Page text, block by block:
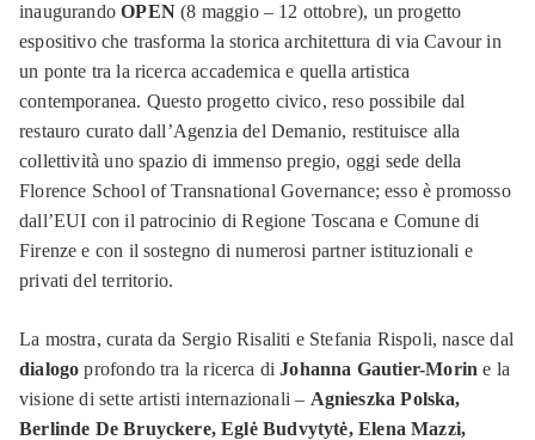
inaugurandoOPEN(8 maggio – 12 ottobre), un progetto
espositivo che trasforma la storica architettura di via Cavour in
un ponte tra la ricerca accademica e quella artistica
contemporanea. Questo progetto civico, reso possibile dal
restauro curato dall’Agenzia del Demanio, restituisce alla
collettività uno spazio di immenso pregio, oggi sede della
Florence School of Transnational Governance; esso è promosso
dall’EUI con il patrocinio di Regione Toscana e Comune di
Firenze e con il sostegno di numerosi partner istituzionali e
privati del territorio.
La mostra, curata da Sergio Risaliti e Stefania Rispoli, nasce dal
dialogo profondo tra la ricerca diJohanna Gautier-Morin e la
visione di sette artisti internazionali – Agnieszka Polska,
Berlinde De Bruyckere, Eglė Budvytytė, Elena Mazzi,